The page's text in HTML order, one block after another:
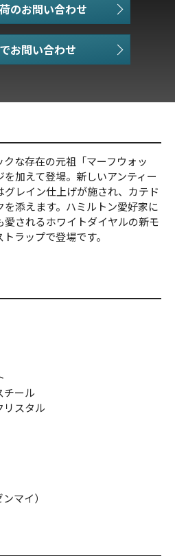
のお問い合わせ
お問い合わせ
な存在の元祖「マーフウォッ
加えて登場。新しいアンティー
レイン仕上げが施され、カテド
添えます。ハミルトン愛好家に
されるホワイトダイヤルの新モ
ラップで登場です。
チール
リスタル
マイ）